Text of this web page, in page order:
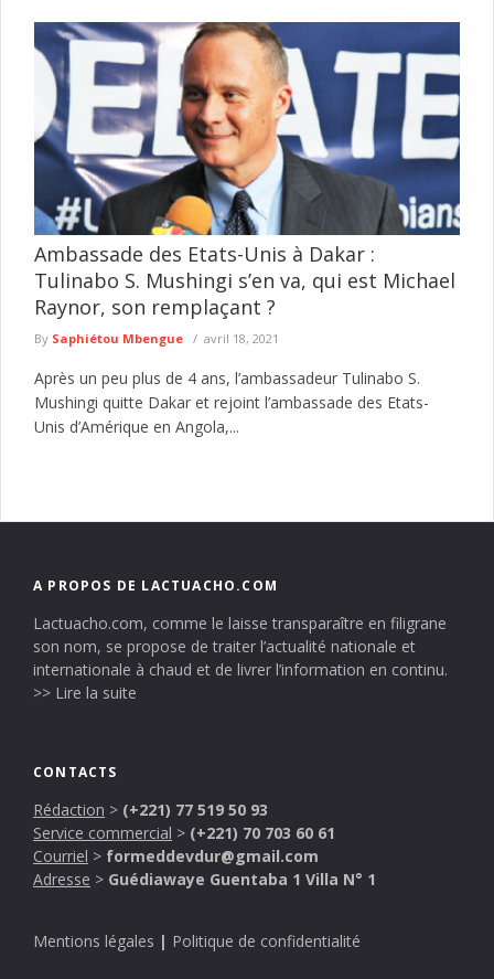
Ambassade des Etats-Unis à Dakar :
Tulinabo S. Mushingi s’en va, qui est Michael
Raynor, son remplaçant ?
By Saphiétou Mbengue avril 18, 2021
Après un peu plus de 4 ans, l’ambassadeur Tulinabo S.
Mushingi quitte Dakar et rejoint l’ambassade des Etats-
Unis d’Amérique en Angola,...
A PROPOS DE LACTUACHO.COM
Lactuacho.com, comme le laisse transparaître en filigrane
son nom, se propose de traiter l’actualité nationale et
internationale à chaud et de livrer l’information en continu.
>> Lire la suite
CONTACTS
Rédaction > (+221) 77 519 50 93
Service commercial > (+221) 70 703 60 61
Courriel > formeddevdur@gmail.com
Adresse > Guédiawaye Guentaba 1 Villa N° 1
Mentions légales | Politique de confidentialité